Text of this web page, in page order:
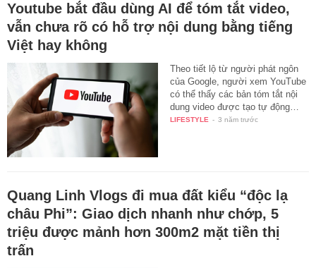
Youtube bắt đầu dùng AI để tóm tắt video,
vẫn chưa rõ có hỗ trợ nội dung bằng tiếng
Việt hay không
Theo tiết lộ từ người phát ngôn
của Google, người xem YouTube
có thể thấy các bản tóm tắt nội
dung video được tạo tự động…
LIFESTYLE - 3 năm trước
Quang Linh Vlogs đi mua đất kiểu “độc lạ
châu Phi”: Giao dịch nhanh như chớp, 5
triệu được mảnh hơn 300m2 mặt tiền thị
trấn